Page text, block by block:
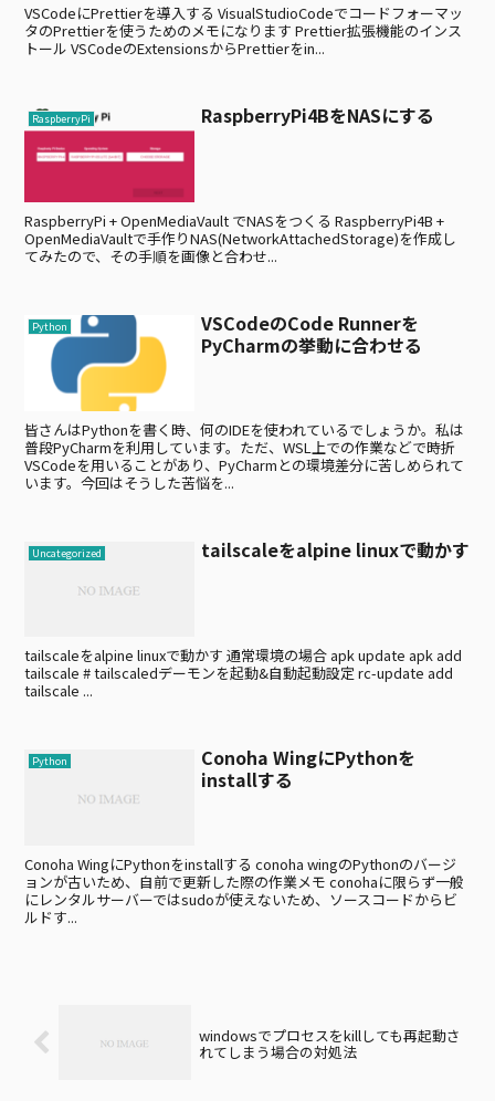
VSCodeにPrettierを導入する VisualStudioCodeでコードフォーマッ
タのPrettierを使うためのメモになります Prettier拡張機能のインス
トール VSCodeのExtensionsからPrettierをin...
RaspberryPi RaspberryPi4BをNASにする
RaspberryPi + OpenMediaVault でNASをつくる RaspberryPi4B +
OpenMediaVaultで手作りNAS(NetworkAttachedStorage)を作成し
てみたので、その手順を画像と合わせ...
Python
VSCodeのCode Runnerを
PyCharmの挙動に合わせる
皆さんはPythonを書く時、何のIDEを使われているでしょうか。私は
普段PyCharmを利用しています。ただ、WSL上での作業などで時折
VSCodeを用いることがあり、PyCharmとの環境差分に苦しめられて
います。今回はそうした苦悩を...
Uncategorized tailscaleをalpine linuxで動かす
tailscaleをalpine linuxで動かす 通常環境の場合 apk update apk add
tailscale # tailscaledデーモンを起動&自動起動設定 rc-update add
tailscale ...
Python
Conoha WingにPythonを
installする
Conoha WingにPythonをinstallする conoha wingのPythonのバージ
ョンが古いため、自前で更新した際の作業メモ conohaに限らず一般
にレンタルサーバーではsudoが使えないため、ソースコードからビ
ルドす...
windowsでプロセスをkillしても再起動さ
れてしまう場合の対処法